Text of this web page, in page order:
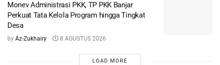
Monev Administrasi PKK, TP PKK Banjar
Perkuat Tata Kelola Program hingga Tingkat
Desa
by Az-Zukhairy 8 AGUSTUS 2026
LOAD MORE